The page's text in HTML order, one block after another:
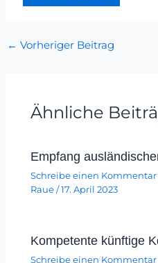
← Vorheriger Beitrag
Ähnliche
Empfang
Schreibe einen Kommentar
Raue/17. April 2023
Kompetente künftige
Schreibe einen Kommentar